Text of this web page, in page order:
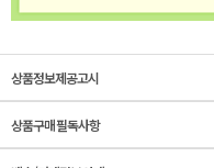
상품정보제공고시
상품구매 필독사항